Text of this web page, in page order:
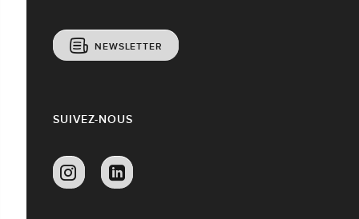
NEWSLETTER
SUIVEZ-NOUS